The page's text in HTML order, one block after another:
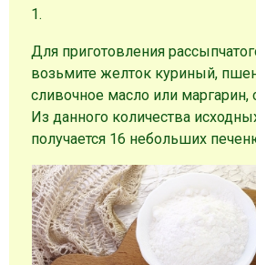
1.
Для приготовления
возьмите желток куриный,
сливочное масло или маргарин,
Из данного количества
получается 16 небольших